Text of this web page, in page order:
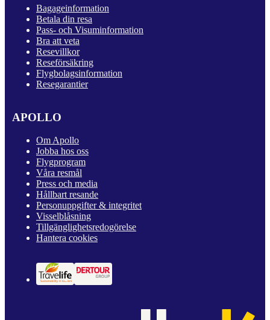
Bagageinformation
Betala din resa
Pass- och Visuminformation
Bra att veta
Resevillkor
Reseförsäkring
Flygbolagsinformation
Resegarantier
APOLLO
Om Apollo
Jobba hos oss
Flygprogram
Våra resmål
Press och media
Hållbart resande
Personuppgifter & integritet
Visselblåsning
Tillgänglighetsredogörelse
Hantera cookies